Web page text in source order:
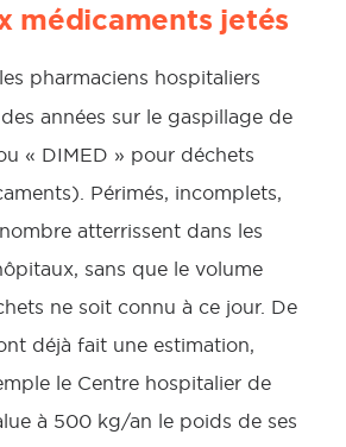
médicaments jetés
les pharmaciens hospitaliers
années sur le gaspillage de
« DIMED » pour déchets
Périmés, incomplets,
atterrissent dans les
sans que le volume
ne soit connu à ce jour. De
déjà fait une estimation,
le Centre hospitalier de
à 500 kg/an le poids de ses